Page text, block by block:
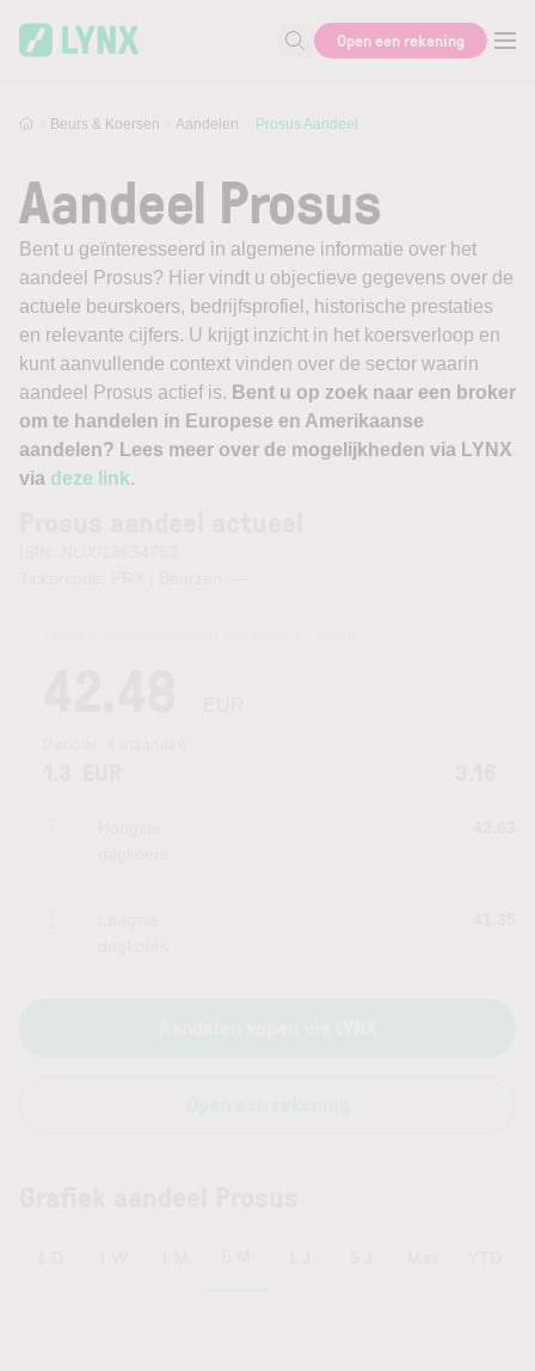
Zoek naar informatie
Open een rekening
Beurs & Koersen Aandelen Prosus Aandeel
Aandeel Prosus
Bent u geïnteresseerd in algemene informatie over het
aandeel Prosus? Hier vindt u objectieve gegevens over de
actuele beurskoers, bedrijfsprofiel, historische prestaties
en relevante cijfers. U krijgt inzicht in het koersverloop en
kunt aanvullende context vinden over de sector waarin
aandeel Prosus actief is. Bent u op zoek naar een broker
om te handelen in Europese en Amerikaanse
aandelen? Lees meer over de mogelijkheden via LYNX
via deze link.